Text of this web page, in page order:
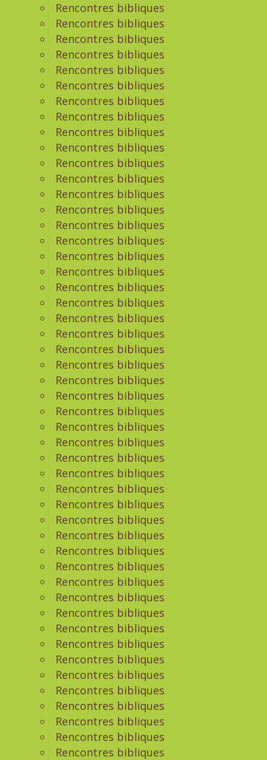
Rencontres bibliques
Rencontres bibliques
Rencontres bibliques
Rencontres bibliques
Rencontres bibliques
Rencontres bibliques
Rencontres bibliques
Rencontres bibliques
Rencontres bibliques
Rencontres bibliques
Rencontres bibliques
Rencontres bibliques
Rencontres bibliques
Rencontres bibliques
Rencontres bibliques
Rencontres bibliques
Rencontres bibliques
Rencontres bibliques
Rencontres bibliques
Rencontres bibliques
Rencontres bibliques
Rencontres bibliques
Rencontres bibliques
Rencontres bibliques
Rencontres bibliques
Rencontres bibliques
Rencontres bibliques
Rencontres bibliques
Rencontres bibliques
Rencontres bibliques
Rencontres bibliques
Rencontres bibliques
Rencontres bibliques
Rencontres bibliques
Rencontres bibliques
Rencontres bibliques
Rencontres bibliques
Rencontres bibliques
Rencontres bibliques
Rencontres bibliques
Rencontres bibliques
Rencontres bibliques
Rencontres bibliques
Rencontres bibliques
Rencontres bibliques
Rencontres bibliques
Rencontres bibliques
Rencontres bibliques
Rencontres bibliques